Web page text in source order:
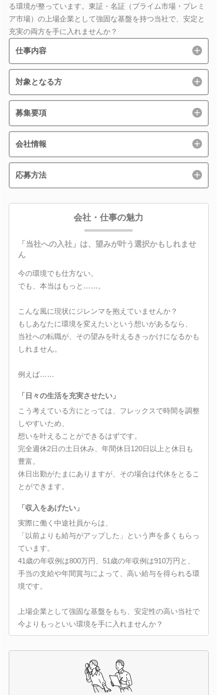
る環境が整っています。東証・名証（プライム市場・プレミ
ア市場）の上場企業として強固な基盤を持つ当社で、安定と
充実の両方を手に入れませんか？
仕事内容
対象となる方
募集要項
会社情報
応募方法
会社・仕事の魅力
「当社への入社」は、望みが叶う選択かもしれませ
ん
今の環境でも仕方ない。
でも、本当はもっと……。
こんな風に現状にジレンマを抱えていませんか？
もしあなたに環境を変えたいという想いがあるなら、
当社への転職が、その望みを叶えるきっかけになるかも
しれません。
例えば……
「日々の生活を充実させたい」
こう考えている方にとっては、フレックスで時間を調整
しやすいため、
想いを叶えることができるはずです。
完全週休2日の土日休み、年間休日120日以上と休日も
豊富。
休日出勤がたまにありますが、その場合は代休をとるこ
とができます。
「収入をあげたい」
実際に働く中途社員からは、
「以前よりも給与がアップした」という声を多くもらっ
ています。
41歳の年収例は800万円、51歳の年収例は910万円と、
手当の支給や年間賞与によって、高い給与を得られる環
境です。
上場企業として強固な基盤をもち、安定性の高い当社で
今よりもっといい環境を手に入れませんか？